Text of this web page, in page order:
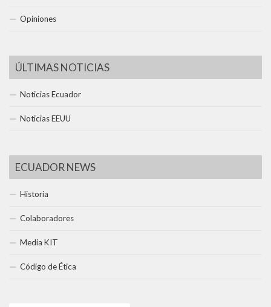
Opiniones
ÚLTIMAS NOTICIAS
Noticias Ecuador
Noticias EEUU
ECUADOR NEWS
Historia
Colaboradores
Media KIT
Código de Ética